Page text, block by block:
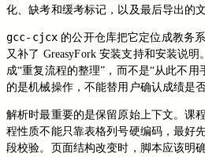
化、缺考和缓考标记，以及最后导出的
gcc-cjcx 的公开仓库把它定位成教务
又补了 GreasyFork 安装支持和安装说
成“重复流程的整理”，而不是“从此不
的是机械操作，不能替用户确认成绩是
解析时最重要的是保留原始上下文。课
程性质不能只靠表格列号硬编码，最好
段校验。页面结构改变时，脚本应该明